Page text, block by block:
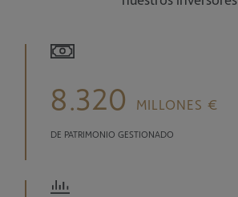
8.320 MILLONES €
DE PATRIMONIO GESTIONADO